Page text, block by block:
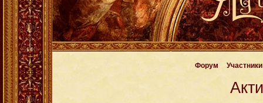
Форум Участники